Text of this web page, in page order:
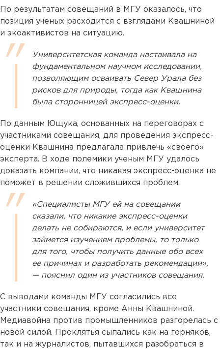
По результатам совещаний в МГУ оказалось, что
позиция ученых расходится с взглядами Квашниной
и экоактивистов на ситуацию.
Университетская команда настаивала на
фундаментальном научном исследовании,
позволяющим осваивать Север Урала без
рисков для природы, тогда как Квашнина
была сторонницей экспресс-оценки.
По данным Ющука, основанных на переговорах с
участниками совещания, для проведения экспресс-
оценки Квашнина предлагала привлечь «своего»
эксперта. В ходе полемики ученым МГУ удалось
доказать компании, что никакая экспресс-оценка не
поможет в решении сложившихся проблем.
«Специалисты МГУ ей на совещании
сказали, что никакие экспресс-оценки
делать не собираются, и если университет
займется изучением проблемы, то только
для того, чтобы получить данные обо всех
ее причинах и разработать рекомендации»,
— пояснил один из участников совещания.
С выводами команды МГУ согласились все
участники совещания, кроме Анны Квашниной.
Медиавойна против промышленников разгорелась с
новой силой. Проклятья сыпались как на горняков,
так и на журналистов, пытавшихся разобраться в